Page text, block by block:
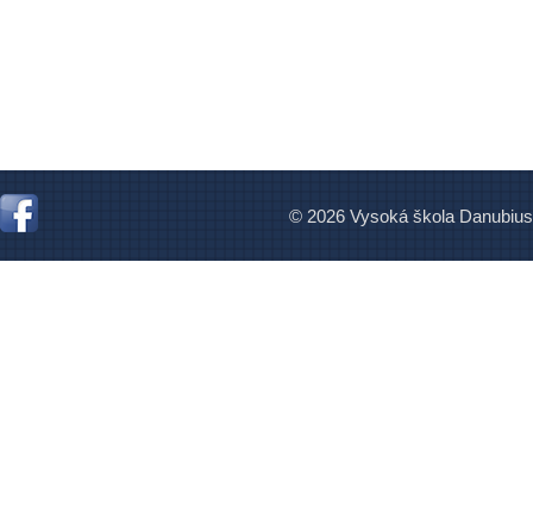
© 2026 Vysoká škola Danubius